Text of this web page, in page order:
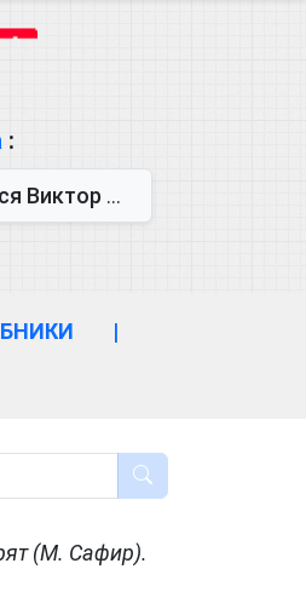
:
Виктора Михайло...
|
(М. Сафир).